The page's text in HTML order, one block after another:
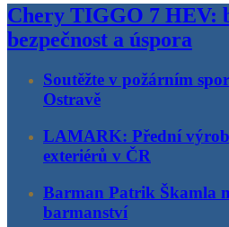
Chery TIGGO 7 HEV:
bezpečnost a úspora
Soutěžte v požárním
Ostravě
LAMARK: Přední
exteriérů v ČR
Barman Patrik Škamla
barmanství